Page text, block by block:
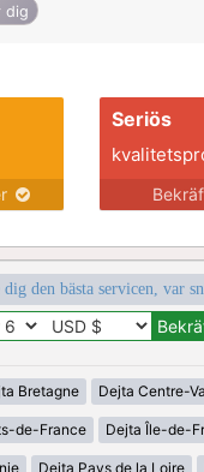
dig
Seriös
den bästa servicen, var
Bretagne Dejta Centre-
de-France Dejta Île-de-
Dejta Pays de la Loire